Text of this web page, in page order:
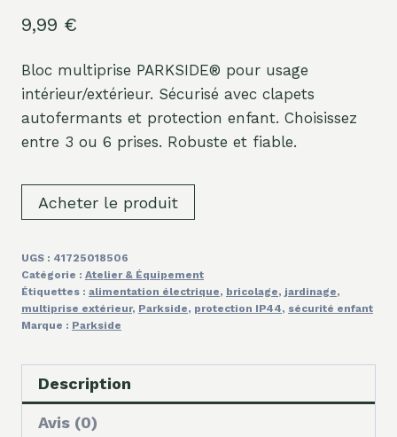
9,99 €
Bloc multiprise PARKSIDE® pour usage
intérieur/extérieur. Sécurisé avec clapets
autofermants et protection enfant. Choisissez
entre 3 ou 6 prises. Robuste et fiable.
Acheter le produit
UGS : 41725018506
Catégorie : Atelier & Équipement
Étiquettes : alimentation électrique, bricolage, jardinage,
multiprise extérieur, Parkside, protection IP44, sécurité enfant
Marque : Parkside
Description
Avis (0)